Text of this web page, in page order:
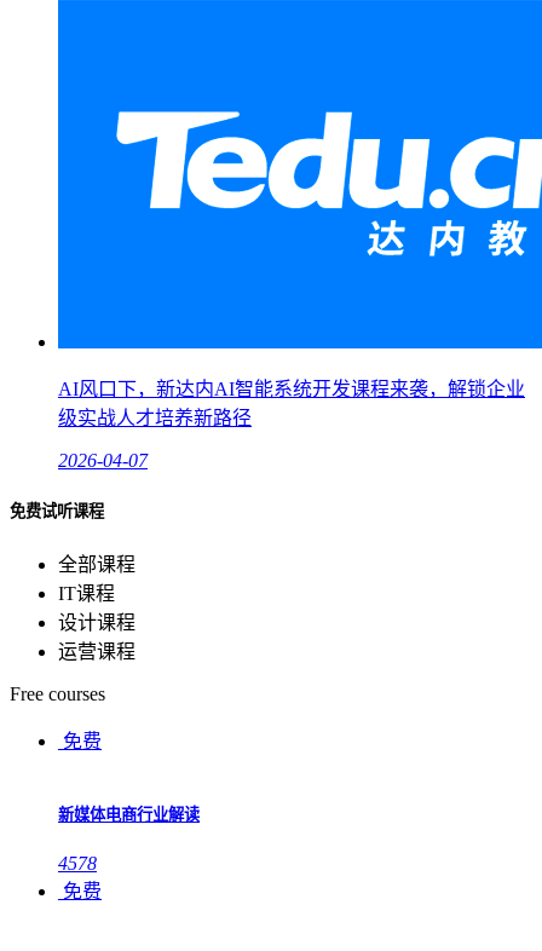
AI风口下，新达内AI智能系统开发课程来袭，解锁企业
级实战人才培养新路径
2026-04-07
免费试听课程
全部课程
IT课程
设计课程
运营课程
Free courses
免费
新媒体电商行业解读
4578
免费